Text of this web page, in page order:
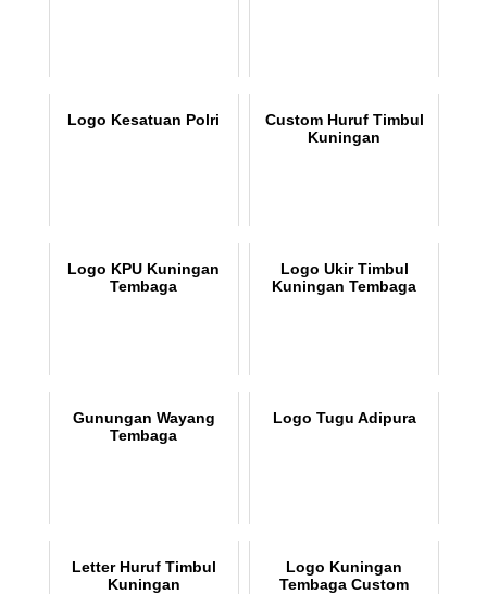
Logo Kesatuan Polri
Custom Huruf Timbul
Kuningan
Logo KPU Kuningan
Tembaga
Logo Ukir Timbul
Kuningan Tembaga
Gunungan Wayang
Tembaga
Logo Tugu Adipura
Letter Huruf Timbul
Kuningan
Logo Kuningan
Tembaga Custom